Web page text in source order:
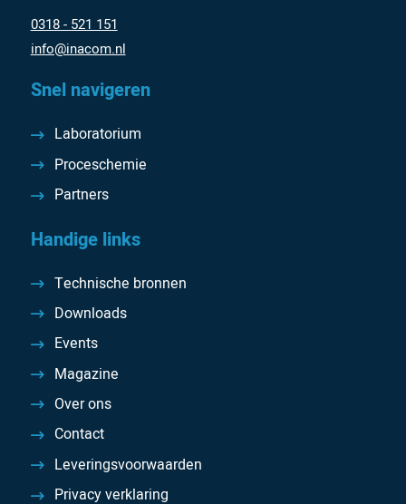
0318 - 521 151
info@inacom.nl
Snel navigeren
Laboratorium
Proceschemie
Partners
Handige links
Technische bronnen
Downloads
Events
Magazine
Over ons
Contact
Leveringsvoorwaarden
Privacy verklaring